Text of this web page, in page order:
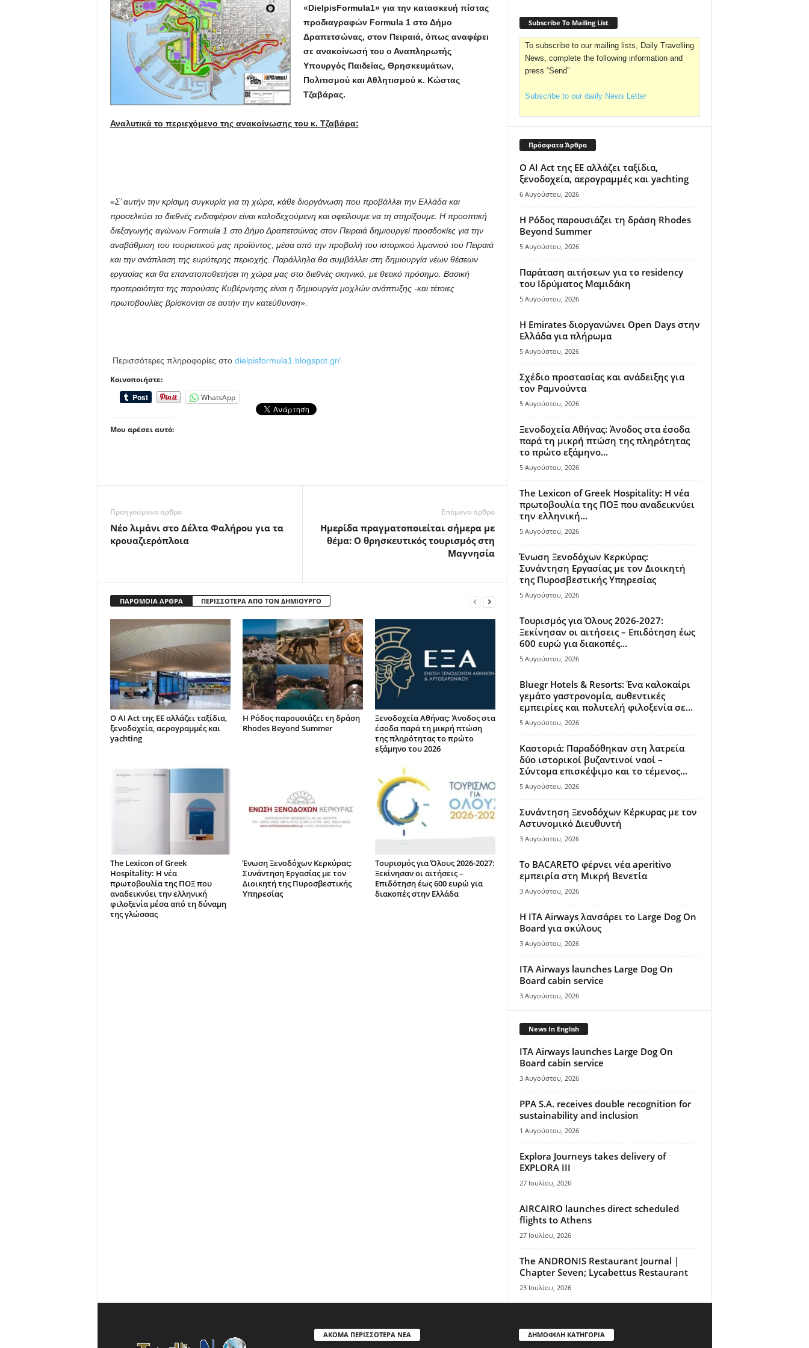
«DielpisFormula1» για την κατασκευή πίστας
προδιαγραφών Formula 1 στο Δήμο
Δραπετσώνας, στον Πειραιά, όπως αναφέρει
σε ανακοίνωσή του ο Αναπληρωτής
Υπουργός Παιδείας, Θρησκευμάτων,
Πολιτισμού και Αθλητισμού κ. Κώστας
Τζαβάρας.
Αναλυτικά το περιεχόμενο της ανακοίνωσης του κ. Τζαβάρα:
«Σ’ αυτήν την κρίσιμη συγκυρία για τη χώρα, κάθε διοργάνωση που προβάλλει την Ελλάδα και
προσελκύει το διεθνές ενδιαφέρον είναι καλοδεχούμενη και οφείλουμε να τη στηρίξουμε. Η προοπτική
διεξαγωγής αγώνων Formula 1 στο Δήμο Δραπετσώνας στον Πειραιά δημιουργεί προσδοκίες για την
αναβάθμιση του τουριστικού μας προϊόντος, μέσα από την προβολή του ιστορικού λιμανιού του Πειραιά
και την ανάπλαση της ευρύτερης περιοχής. Παράλληλα θα συμβάλλει στη δημιουργία νέων θέσεων
εργασίας και θα επανατοποθετήσει τη χώρα μας στο διεθνές σκηνικό, με θετικό πρόσημο. Βασική
προτεραιότητα της παρούσας Κυβέρνησης είναι η δημιουργία μοχλών ανάπτυξης -και τέτοιες
πρωτοβουλίες βρίσκονται σε αυτήν την κατεύθυνση».
Περισσότερες πληροφορίες στο dielpisformula1.blogspot.gr/
Κοινοποιήστε:
WhatsApp
Μου αρέσει αυτό:
Προηγούμενο άρθρο
Νέο λιμάνι στο Δέλτα Φαλήρου για τα
κρουαζιερόπλοια
Επόμενο άρθρο
Ημερίδα πραγματοποιείται σήμερα με
θέμα: Ο θρησκευτικός τουρισμός στη
Μαγνησία
ΠΑΡΟΜΟΙΑ ΑΡΘΡΑ ΠΕΡΙΣΣΟΤΕΡΑ ΑΠΟ ΤΟΝ ΔΗΜΙΟΥΡΓΟ
Ο AI Act της ΕΕ αλλάζει ταξίδια,
ξενοδοχεία, αερογραμμές και
yachting
Η Ρόδος παρουσιάζει τη δράση
Rhodes Beyond Summer
Ξενοδοχεία Αθήνας: Άνοδος στα
έσοδα παρά τη μικρή πτώση
της πληρότητας το πρώτο
εξάμηνο του 2026
The Lexicon of Greek
Hospitality: Η νέα
πρωτοβουλία της ΠΟΞ που
αναδεικνύει την ελληνική
φιλοξενία μέσα από τη δύναμη
της γλώσσας
Ένωση Ξενοδόχων Κερκύρας:
Συνάντηση Εργασίας με τον
Διοικητή της Πυροσβεστικής
Υπηρεσίας
Τουρισμός για Όλους 2026-2027:
Ξεκίνησαν οι αιτήσεις –
Επιδότηση έως 600 ευρώ για
διακοπές στην Ελλάδα
Subscribe To Mailing List
To subscribe to our mailing lists, Daily Travelling
News, complete the following information and
press “Send”
Subscribe to our daiily News Letter
Πρόσφατα Άρθρα
Ο AI Act της ΕΕ αλλάζει ταξίδια,
ξενοδοχεία, αερογραμμές και yachting
6 Αυγούστου, 2026
Η Ρόδος παρουσιάζει τη δράση Rhodes
Beyond Summer
5 Αυγούστου, 2026
Παράταση αιτήσεων για το residency
του Ιδρύματος Μαμιδάκη
5 Αυγούστου, 2026
Η Emirates διοργανώνει Open Days στην
Ελλάδα για πλήρωμα
5 Αυγούστου, 2026
Σχέδιο προστασίας και ανάδειξης για
τον Ραμνούντα
5 Αυγούστου, 2026
Ξενοδοχεία Αθήνας: Άνοδος στα έσοδα
παρά τη μικρή πτώση της πληρότητας
το πρώτο εξάμηνο...
5 Αυγούστου, 2026
The Lexicon of Greek Hospitality: Η νέα
πρωτοβουλία της ΠΟΞ που αναδεικνύει
την ελληνική...
5 Αυγούστου, 2026
Ένωση Ξενοδόχων Κερκύρας:
Συνάντηση Εργασίας με τον Διοικητή
της Πυροσβεστικής Υπηρεσίας
5 Αυγούστου, 2026
Τουρισμός για Όλους 2026-2027:
Ξεκίνησαν οι αιτήσεις – Επιδότηση έως
600 ευρώ για διακοπές...
5 Αυγούστου, 2026
Bluegr Hotels & Resorts: Ένα καλοκαίρι
γεμάτο γαστρονομία, αυθεντικές
εμπειρίες και πολυτελή φιλοξενία σε...
5 Αυγούστου, 2026
Καστοριά: Παραδόθηκαν στη λατρεία
δύο ιστορικοί βυζαντινοί ναοί –
Σύντομα επισκέψιμο και το τέμενος...
5 Αυγούστου, 2026
Συνάντηση Ξενοδόχων Κέρκυρας με τον
Αστυνομικό Διευθυντή
3 Αυγούστου, 2026
Το BACARETO φέρνει νέα aperitivo
εμπειρία στη Μικρή Βενετία
3 Αυγούστου, 2026
Η ITA Airways λανσάρει το Large Dog On
Board για σκύλους
3 Αυγούστου, 2026
ITA Airways launches Large Dog On
Board cabin service
3 Αυγούστου, 2026
News In English
ITA Airways launches Large Dog On
Board cabin service
3 Αυγούστου, 2026
PPA S.A. receives double recognition for
sustainability and inclusion
1 Αυγούστου, 2026
Explora Journeys takes delivery of
EXPLORA III
27 Ιουλίου, 2026
AIRCAIRO launches direct scheduled
flights to Athens
27 Ιουλίου, 2026
The ANDRONIS Restaurant Journal |
Chapter Seven; Lycabettus Restaurant
23 Ιουλίου, 2026
ΑΚΟΜΑ ΠΕΡΙΣΣΟΤΕΡΑ ΝΕΑ ΔΗΜΟΦΙΛΗ ΚΑΤΗΓΟΡΙΑ